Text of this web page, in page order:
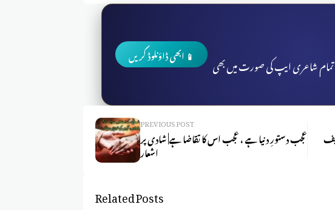
تمام شاعری ایپ کی صورت میں بھی
📱 ابھی ڈاؤنلوڈ کریں
PREVIOUS POST
عجب دستورِ دنیا ہے ، عجب اس کا تقاضا ہے| شادی پر
اشعار
Related Posts